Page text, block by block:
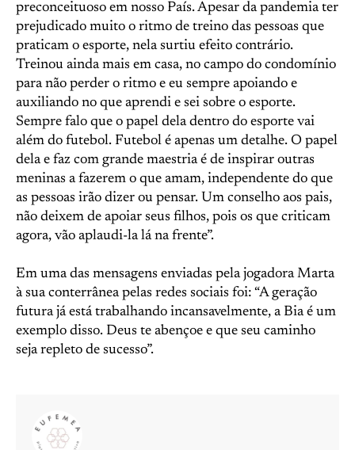
preconceituoso em nosso País. Apesar da pandemia ter
prejudicado muito o ritmo de treino das pessoas que
praticam o esporte, nela surtiu efeito contrário.
Treinou ainda mais em casa, no campo do condomínio
para não perder o ritmo e eu sempre apoiando e
auxiliando no que aprendi e sei sobre o esporte.
Sempre falo que o papel dela dentro do esporte vai
além do futebol. Futebol é apenas um detalhe. O papel
dela e faz com grande maestria é de inspirar outras
meninas a fazerem o que amam, independente do que
as pessoas irão dizer ou pensar. Um conselho aos pais,
não deixem de apoiar seus filhos, pois os que criticam
agora, vão aplaudi-la lá na frente”.
Em uma das mensagens enviadas pela jogadora Marta
à sua conterrânea pelas redes sociais foi: “A geração
futura já está trabalhando incansavelmente, a Bia é um
exemplo disso. Deus te abençoe e que seu caminho
seja repleto de sucesso”.